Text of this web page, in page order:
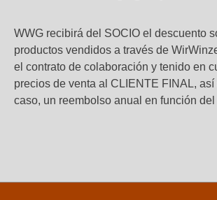
WWG recibirá del SOCIO el descuento
productos vendidos a través de
el contrato de colaboración y tenido en
precios de venta al CLIENTE FINAL, así
caso, un reembolso anual en función del